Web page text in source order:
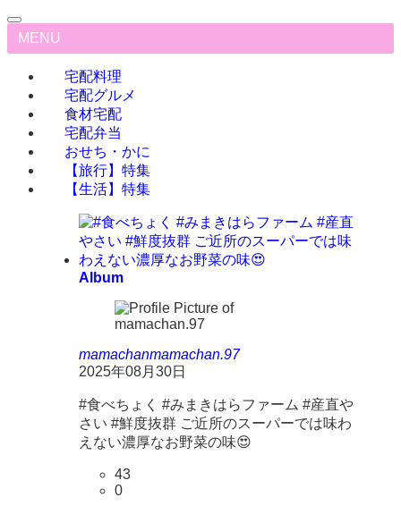
MENU
宅配料理
宅配グルメ
食材宅配
宅配弁当
おせち・かに
【旅行】特集
【生活】特集
Album
mamachanmamachan.97
2025年08月30日
#食べちょく #みまきはらファーム #産直や
さい #鮮度抜群 ご近所のスーパーでは味わ
えない濃厚なお野菜の味😍
43
0